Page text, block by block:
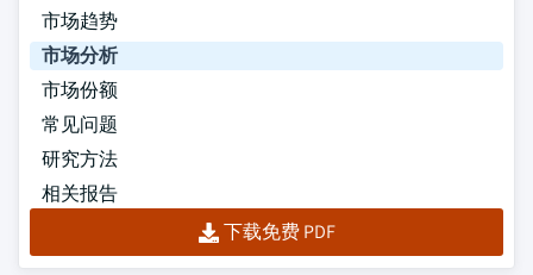
市场趋势
市场分析
市场份额
常见问题
研究方法
相关报告
下载免费 PDF